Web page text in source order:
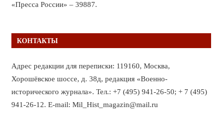
«Пресса России» – 39887.
КОНТАКТЫ
Адрес редакции для переписки: 119160, Москва,
Хорошёвское шоссе, д. 38д, редакция «Военно-
исторического журнала». Тел.: +7 (495) 941-26-50; + 7 (495)
941-26-12. E-mail: Mil_Hist_magazin@mail.ru